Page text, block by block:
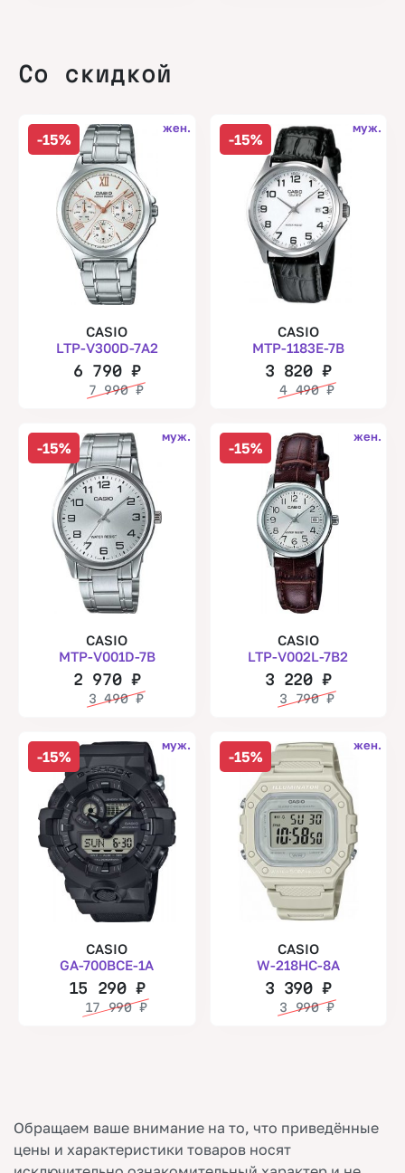
Со скидкой
-15%
жен.
CASIO
LTP-V300D-7A2
6 790 ₽
7 990₽
-15%
муж.
CASIO
MTP-1183E-7B
3 820₽
4 490₽
-15%
муж.
CASIO
MTP-V001D-7B
2 970 ₽
3 490₽
-15%
жен.
CASIO
LTP-V002L-7B2
3 220₽
3 790₽
-15%
муж.
CASIO
GA-700BCE-1A
15 290₽
17 990₽
-15%
жен.
CASIO
W-218HC-8A
3 390₽
3 990₽
Обращаем ваше внимание на то, что приведённые
цены и характеристики товаров носят